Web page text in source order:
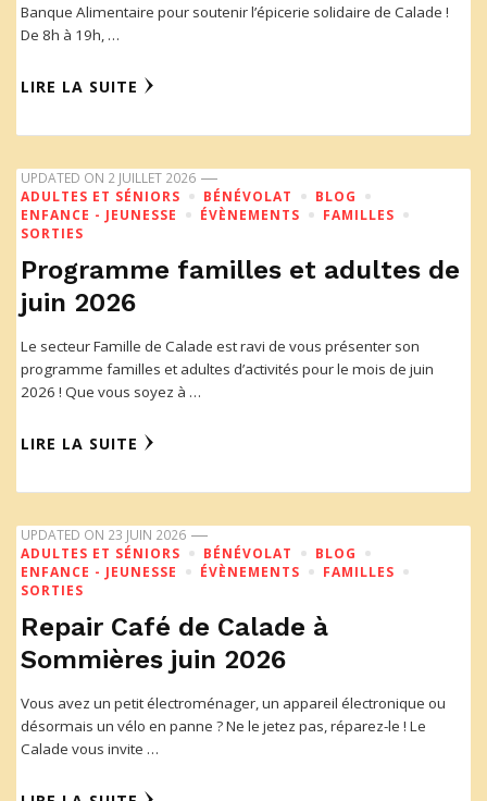
Banque Alimentaire pour soutenir l’épicerie solidaire de Calade !
De 8h à 19h, …
LIRE LA SUITE
UPDATED ON 2 JUILLET 2026
ADULTES ET SÉNIORS
BÉNÉVOLAT
BLOG
ENFANCE - JEUNESSE
ÉVÈNEMENTS
FAMILLES
SORTIES
Programme familles et adultes de
juin 2026
Le secteur Famille de Calade est ravi de vous présenter son
programme familles et adultes d’activités pour le mois de juin
2026 ! Que vous soyez à …
LIRE LA SUITE
UPDATED ON 23 JUIN 2026
ADULTES ET SÉNIORS
BÉNÉVOLAT
BLOG
ENFANCE - JEUNESSE
ÉVÈNEMENTS
FAMILLES
SORTIES
Repair Café de Calade à
Sommières juin 2026
Vous avez un petit électroménager, un appareil électronique ou
désormais un vélo en panne ? Ne le jetez pas, réparez-le ! Le
Calade vous invite …